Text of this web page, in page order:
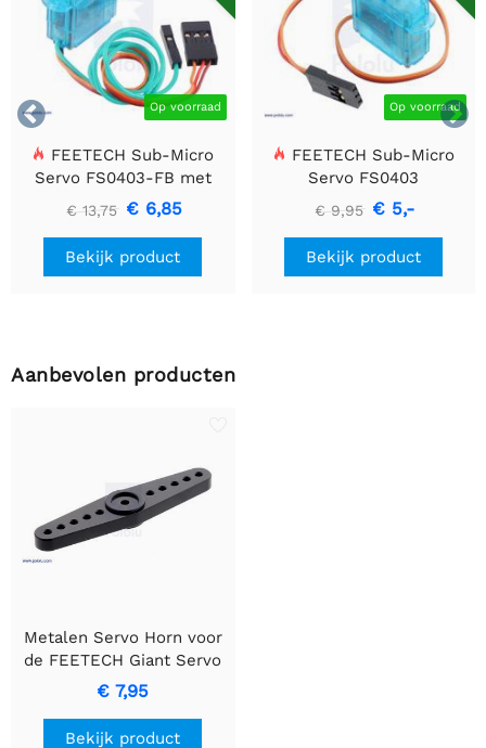

 Op voorraad
FEETECH Sub-Micro
Servo FS0403-FB met
Positie Feedback
€ 13,75 € 6,85
Bekijk product
Op voorraad
FEETECH Sub-Micro
Servo FS0403
€ 9,95 € 5,-
Bekijk product
Aanbevolen producten
Metalen Servo Horn voor
de FEETECH Giant Servo
FT5335M
€ 7,95
Bekijk product